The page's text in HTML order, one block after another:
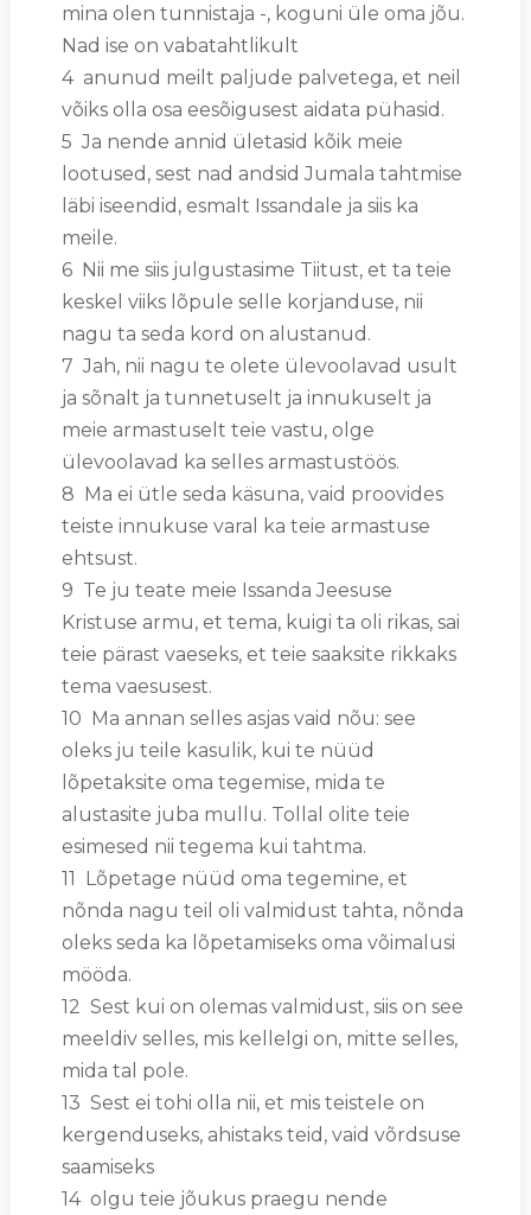
mina olen tunnistaja -, koguni üle oma jõu.
Nad ise on vabatahtlikult
4 anunud meilt paljude palvetega, et neil
võiks olla osa eesõigusest aidata pühasid.
5 Ja nende annid ületasid kõik meie
lootused, sest nad andsid Jumala tahtmise
läbi iseendid, esmalt Issandale ja siis ka
meile.
6 Nii me siis julgustasime Tiitust, et ta teie
keskel viiks lõpule selle korjanduse, nii
nagu ta seda kord on alustanud.
7 Jah, nii nagu te olete ülevoolavad usult
ja sõnalt ja tunnetuselt ja innukuselt ja
meie armastuselt teie vastu, olge
ülevoolavad ka selles armastustöös.
8 Ma ei ütle seda käsuna, vaid proovides
teiste innukuse varal ka teie armastuse
ehtsust.
9 Te ju teate meie Issanda Jeesuse
Kristuse armu, et tema, kuigi ta oli rikas, sai
teie pärast vaeseks, et teie saaksite rikkaks
tema vaesusest.
10 Ma annan selles asjas vaid nõu: see
oleks ju teile kasulik, kui te nüüd
lõpetaksite oma tegemise, mida te
alustasite juba mullu. Tollal olite teie
esimesed nii tegema kui tahtma.
11 Lõpetage nüüd oma tegemine, et
nõnda nagu teil oli valmidust tahta, nõnda
oleks seda ka lõpetamiseks oma võimalusi
mööda.
12 Sest kui on olemas valmidust, siis on see
meeldiv selles, mis kellelgi on, mitte selles,
mida tal pole.
13 Sest ei tohi olla nii, et mis teistele on
kergenduseks, ahistaks teid, vaid võrdsuse
saamiseks
14 olgu teie jõukus praegu nende